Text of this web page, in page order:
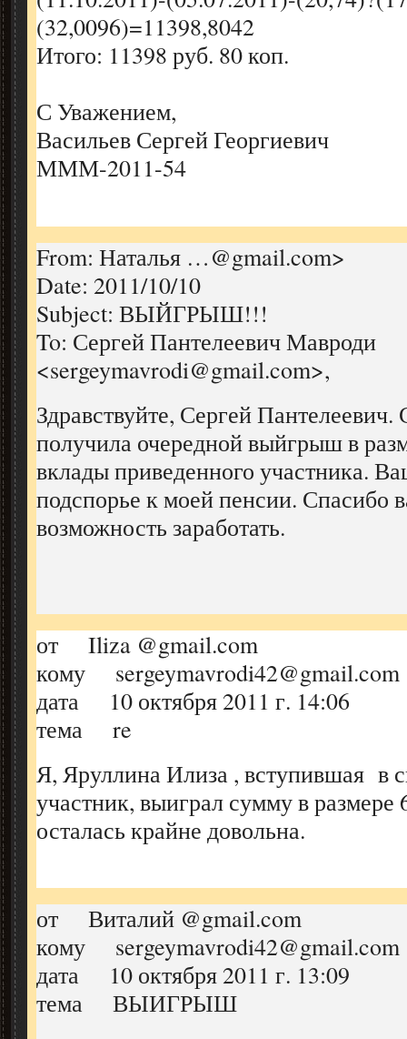
(32,0096)=11398,8042
Итого: 11398 руб. 80 коп.
С Уважением,
Васильев Сергей Георгиевич
МММ-2011-54
From: Наталья …@gmail.com>
Date: 2011/10/10
Subject: ВЫЙГРЫШ!!!
To: Сергей Пантелеевич Мавроди
<sergeymavrodi@gmail.com>,
Здравствуйте, Сергей
получила очередной выйгрыш в
вклады приведенного участника.
подспорье к моей пенсии. Спасибо
возможность заработать.
от Iliza @gmail.com
кому sergeymavrodi42@gmail.com
дата 10 октября 2011 г. 14:06
тема re
Я, Яруллина Илиза , вступившая в
участник, выиграл сумму в размере
осталась крайне довольна.
от Виталий @gmail.com
кому sergeymavrodi42@gmail.com
дата 10 октября 2011 г. 13:09
тема ВЫИГРЫШ